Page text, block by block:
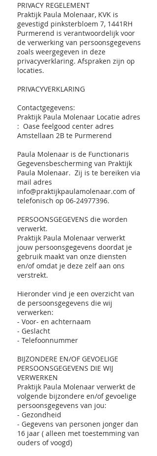
PRIVACY REGELEMENT
Praktijk Paula Molenaar, KVK is
gevestigd pinksterbloem 7, 1441RH
Purmerend is verantwoordelijk voor
de verwerking van persoonsgegevens
zoals weergegeven in deze
privacyverklaring. Afspraken zijn op
locaties.
PRIVACYVERKLARING
Contactgegevens:
Praktijk Paula Molenaar Locatie adres
: Oase feelgood center adres
Amstellaan 2B te Purmerend
Paula Molenaar is de Functionaris
Gegevensbescherming van Praktijk
Paula Molenaar. Zij is te bereiken via
mail adres
info@praktijkpaulamolenaar.com of
telefonisch op 06-24977396.
PERSOONSGEGEVENS die worden
verwerkt.
Praktijk Paula Molenaar verwerkt
jouw persoonsgegevens doordat je
gebruik maakt van onze diensten
en/of omdat je deze zelf aan ons
verstrekt.
Hieronder vind je een overzicht van
de persoonsgegevens die wij
verwerken:
- Voor- en achternaam
- Geslacht
- Telefoonnummer
​BIJZONDERE EN/OF GEVOELIGE
PERSOONSGEGEVENS DIE WIJ
VERWERKEN
Praktijk Paula Molenaar verwerkt de
volgende bijzondere en/of gevoelige
persoonsgegevens van jou:
- Gezondheid
- Gegevens van personen jonger dan
16 jaar ( alleen met toestemming van
ouders of voogd)